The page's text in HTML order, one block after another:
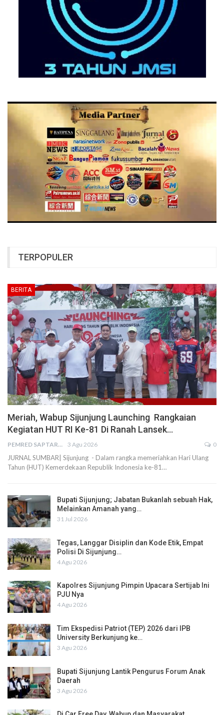
TERPOPULER
BERITA
Meriah, Wabup Sijunjung Launching Rangkaian
Kegiatan HUT RI Ke-81 Di Ranah Lansek…
PEMRED SAPTARIUS 3 Agu 2026 0
JURNAL SUMBAR| Sijunjung - Dalam rangka memeriahkan Hari Ulang
Tahun (HUT) Kemerdekaan Republik Indonesia ke-81…
Bupati Sijunjung; Jabatan Bukanlah sebuah Hak,
Melainkan Amanah yang…
31 Jul 2026
Tegas, Langgar Disiplin dan Kode Etik, Empat
Polisi Di Sijunjung…
4 Agu 2026
Kapolres Sijunjung Pimpin Upacara Sertijab Ini
PJU Nya
4 Agu 2026
Tim Ekspedisi Patriot (TEP) 2026 dari IPB
University Berkunjung ke…
3 Agu 2026
Bupati Sijunjung Lantik Pengurus Forum Anak
Daerah
3 Agu 2026